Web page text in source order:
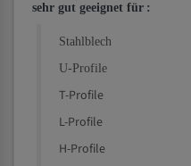
sehr gut geeignet für :
Stahlblech
U-Profile
T-Profile
L-Profile
H-Profile